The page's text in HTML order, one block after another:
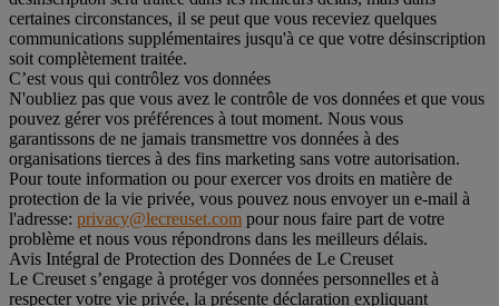
certaines circonstances, il se peut que vous receviez quelques
communications supplémentaires jusqu'à ce que votre désinscription
soit complètement traitée.
C’est vous qui contrôlez vos données
N'oubliez pas que vous avez le contrôle de vos données et que vous
pouvez gérer vos préférences à tout moment. Nous vous
garantissons de ne jamais transmettre vos données à des
organisations tierces à des fins marketing sans votre autorisation.
Pour toute information ou pour exercer vos droits en matière de
protection de la vie privée, vous pouvez nous envoyer un e-mail à
l'adresse: privacy@lecreuset.com pour nous faire part de votre
problème et nous vous répondrons dans les meilleurs délais.
Avis Intégral de Protection des Données de Le Creuset
Le Creuset s’engage à protéger vos données personnelles et à
respecter votre vie privée, la présente déclaration expliquant